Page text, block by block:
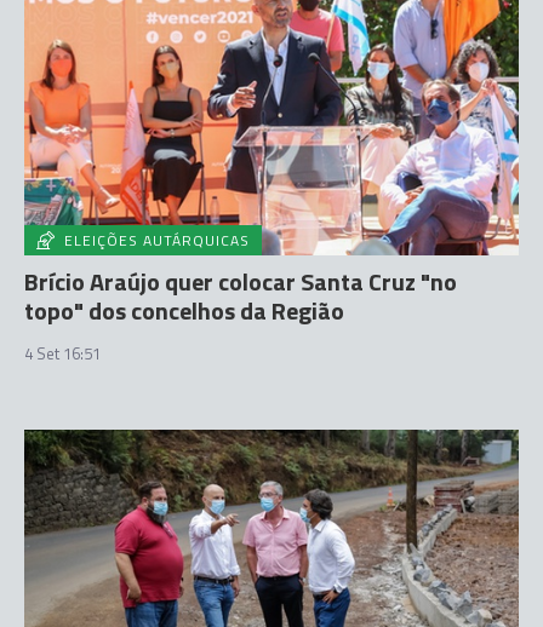
ELEIÇÕES AUTÁRQUICAS
Brício Araújo quer colocar Santa Cruz "no
topo" dos concelhos da Região
4 Set 16:51